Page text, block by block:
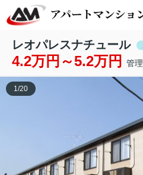
レオパレスナチュール
4.2万円～5.2万円 管
1/20